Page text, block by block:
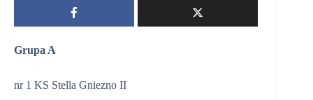
Grupa A
nr 1 KS Stella Gniezno II